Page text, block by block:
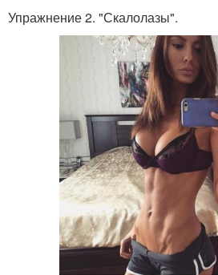
Упражнение 2. "Скалолазы".